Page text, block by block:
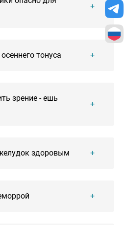
тонуса
зрение - ешь
здоровым